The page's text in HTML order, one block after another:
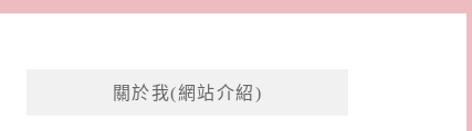
關於我(網站介紹)